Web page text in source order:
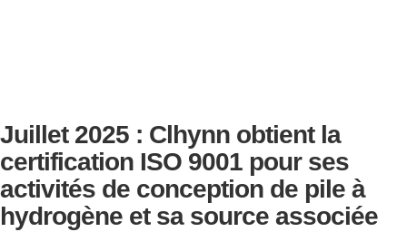
Juillet 2025 : Clhynn obtient la
certification ISO 9001 pour ses
activités de conception de pile à
hydrogène et sa source associée